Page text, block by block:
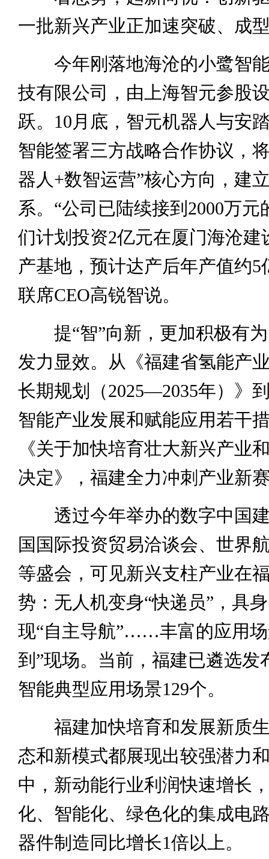
一批新兴产业正加速突破、成
今年刚落地海沧的小鹭智能
技有限公司，由上海智元参股
跃。10月底，智元机器人与安
智能签署三方战略合作协议，
器人+数智运营”核心方向，建
系。“公司已陆续接到2000万元
们计划投资2亿元在厦门海沧建
产基地，预计达产后年产值约5
联席CEO高锐智说。
提“智”向新，更加积极有为
发力显效。从《福建省氢能产
长期规划（2025—2035年）》
智能产业发展和赋能应用若干
《关于加快培育壮大新兴产业
决定》，福建全力冲刺产业新
透过今年举办的数字中国建
国国际投资贸易洽谈会、世界
等盛会，可见新兴支柱产业在
势：无人机变身“快递员”，具
现“自主导航”……丰富的应用场
到”现场。当前，福建已遴选发
智能典型应用场景129个。
福建加快培育和发展新质生
态和新模式都展现出较强潜力
中，新动能行业利润快速增长
化、智能化、绿色化的集成电
器件制造同比增长1倍以上。